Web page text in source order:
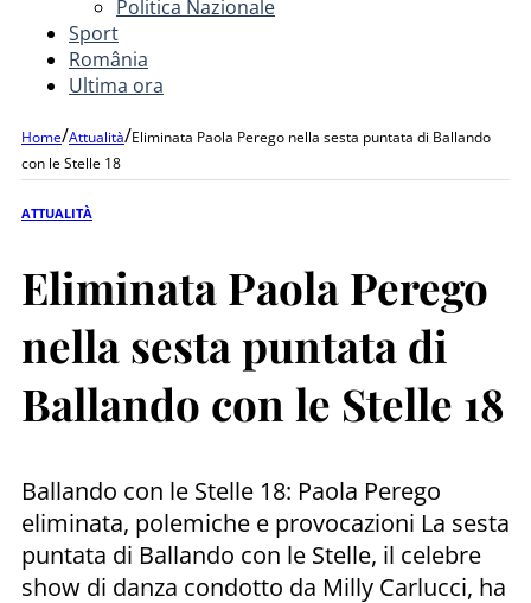
Politica Nazionale
Sport
România
Ultima ora
Home/Attualità/Eliminata Paola Perego nella sesta puntata di Ballando
con le Stelle 18
ATTUALITÀ
Eliminata Paola Perego
nella sesta puntata di
Ballando con le Stelle 18
Ballando con le Stelle 18: Paola Perego
eliminata, polemiche e provocazioni La sesta
puntata di Ballando con le Stelle, il celebre
show di danza condotto da Milly Carlucci, ha